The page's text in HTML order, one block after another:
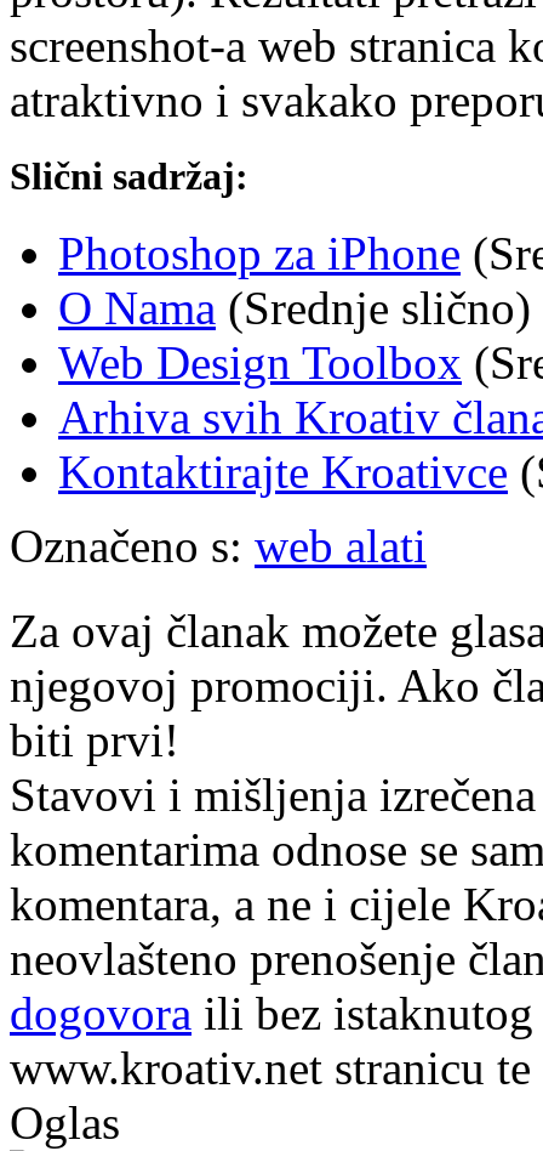
screenshot-a web stranica
atraktivno i svakako
Slični sadržaj:
Photoshop za iPhone
O Nama (Srednje slično)
Web Design Toolbox
Arhiva svih Kroativ
Kontaktirajte Kroativce
Označeno s: web alati
Za ovaj članak možete
njegovoj promociji. Ako
biti prvi!
Stavovi i mišljenja
komentarima odnose se
komentara, a ne i cijele
neovlašteno prenošenje
dogovora ili bez
www.kroativ.net stranicu te
Oglas